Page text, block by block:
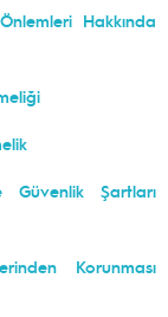
Hakkında
Güvenlik Şartları
Korunması